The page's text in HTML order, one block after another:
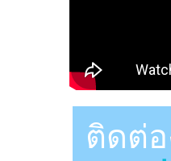
ติดต่